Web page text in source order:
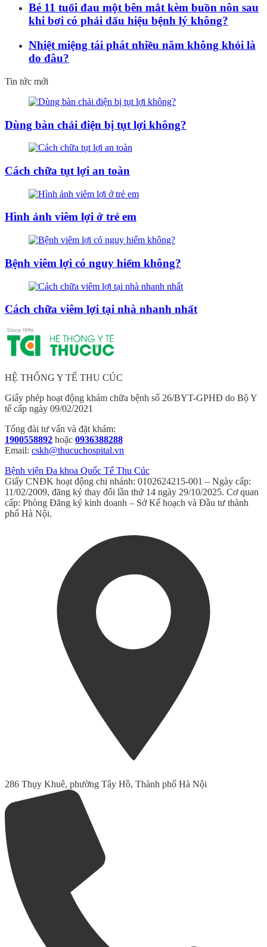
Bé 11 tuổi đau một bên mắt kèm buồn nôn sau
khi bơi có phải dấu hiệu bệnh lý không?
Nhiệt miệng tái phát nhiều năm không khỏi là
do đâu?
Tin tức mới
Dùng bàn chải điện bị tụt lợi không?
Cách chữa tụt lợi an toàn
Hình ảnh viêm lợi ở trẻ em
Bệnh viêm lợi có nguy hiểm không?
Cách chữa viêm lợi tại nhà nhanh nhất
HỆ THỐNG Y TẾ THU CÚC
Giấy phép hoạt động khám chữa bệnh số 26/BYT-GPHĐ do Bộ Y
tế cấp ngày 09/02/2021
Tổng đài tư vấn và đặt khám:
1900558892 hoặc 0936388288
Email: cskh@thucuchospital.vn
Bệnh viện Đa khoa Quốc Tế Thu Cúc
Giấy CNĐK hoạt động chi nhánh: 0102624215-001 – Ngày cấp:
11/02/2009, đăng ký thay đổi lần thứ 14 ngày 29/10/2025. Cơ quan
cấp: Phòng Đăng ký kinh doanh – Sở Kế hoạch và Đầu tư thành
phố Hà Nội.
286 Thụy Khuê, phường Tây Hồ, Thành phố Hà Nội